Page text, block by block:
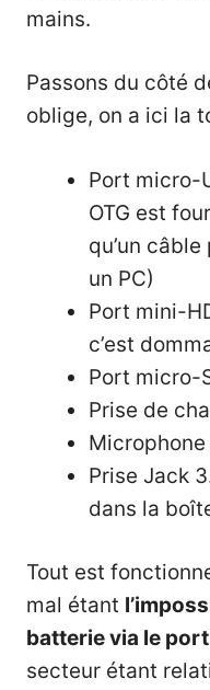
mains.
Passons du côté
oblige, on a ici la
Port micro-
OTG est
qu’un
un PC)
Port mini-
c’est
Port micro-
Prise de
Microphone
Prise Jack
dans la
Tout est
mal étant
batterie via le
secteur étant